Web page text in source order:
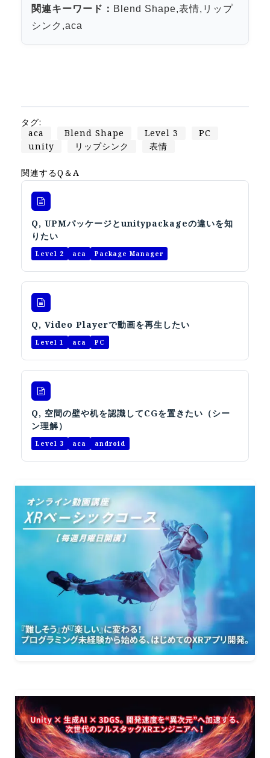
XRビジネスフォーラム
Tsumiki Community Day 2026
（5/27～28 秋葉原UDX）に出展。
求人申込み
オープンキャンパス
関連キーワード： Blend Shape,表情,リップ
シンク,aca
タグ:
aca
Blend Shape Level 3
PC
unity
リップシンク 表情
関連するQ＆A
Q, UPMパッケージとunitypackageの違いを知
りたい
Level 2 aca Package Manager
Q, Video Playerで動画を再生したい
Level 1 aca PC
Q, 空間の壁や机を認識してCGを置きたい（シー
ン理解）
Level 3 aca android